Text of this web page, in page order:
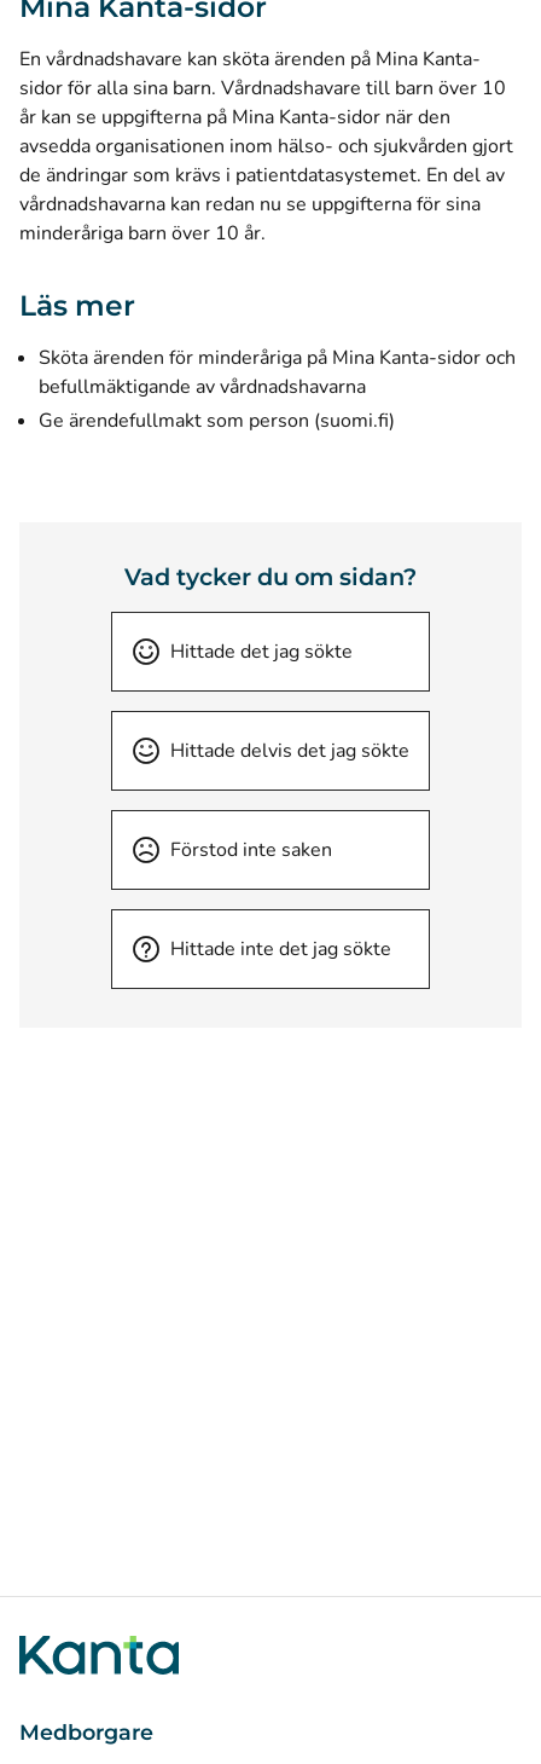
En vårdnadshavare kan sköta ärenden på Mina Kanta-
sidor för alla sina barn. Vårdnadshavare till barn över 10
år kan se uppgifterna på Mina Kanta-sidor när den
avsedda organisationen inom hälso- och sjukvården gjort
de ändringar som krävs i patientdatasystemet. En del av
vårdnadshavarna kan redan nu se uppgifterna för sina
minderåriga barn över 10 år.
Läs mer
Sköta ärenden för minderåriga på Mina Kanta-sidor och
befullmäktigande av vårdnadshavarna
Ge ärendefullmakt som person (suomi.fi)
Vad tycker du om sidan?
Hittade det jag sökte
Hittade delvis det jag sökte
Förstod inte saken
Hittade inte det jag sökte
Medborgare